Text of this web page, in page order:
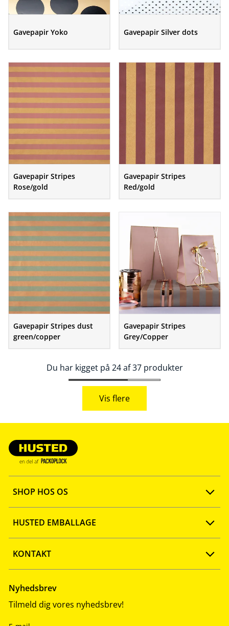
Gavepapir Yoko Gavepapir Silver dots
Gavepapir Stripes
Rose/gold
Gavepapir Stripes
Red/gold
Gavepapir Stripes dust
green/copper
Gavepapir Stripes
Grey/Copper
Du har kigget på 24 af 37 produkter
Vis flere
SHOP HOS OS
Opret konto
FAQ
Salgs- og leveringsbetingelser
HUSTED EMBALLAGE
Ny webshop
Vidensbank
KONTAKT
Tlf: 57 67 46 40
info@husted-emballage.dk
Nyhedsbrev
Tilmeld dig vores nyhedsbrev!